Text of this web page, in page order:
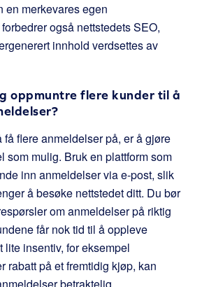
en merkevares egen
også nettstedets SEO,
innhold verdsettes av
oppmuntre flere kunder til å
få flere anmeldelser på, er å gjøre
som mulig. Bruk en plattform som
inn anmeldelser via e-post, slik
å besøke nettstedet ditt. Du bør
om anmeldelser på riktig
får nok tid til å oppleve
lite insentiv, for eksempel
rabatt på et fremtidig kjøp, kan